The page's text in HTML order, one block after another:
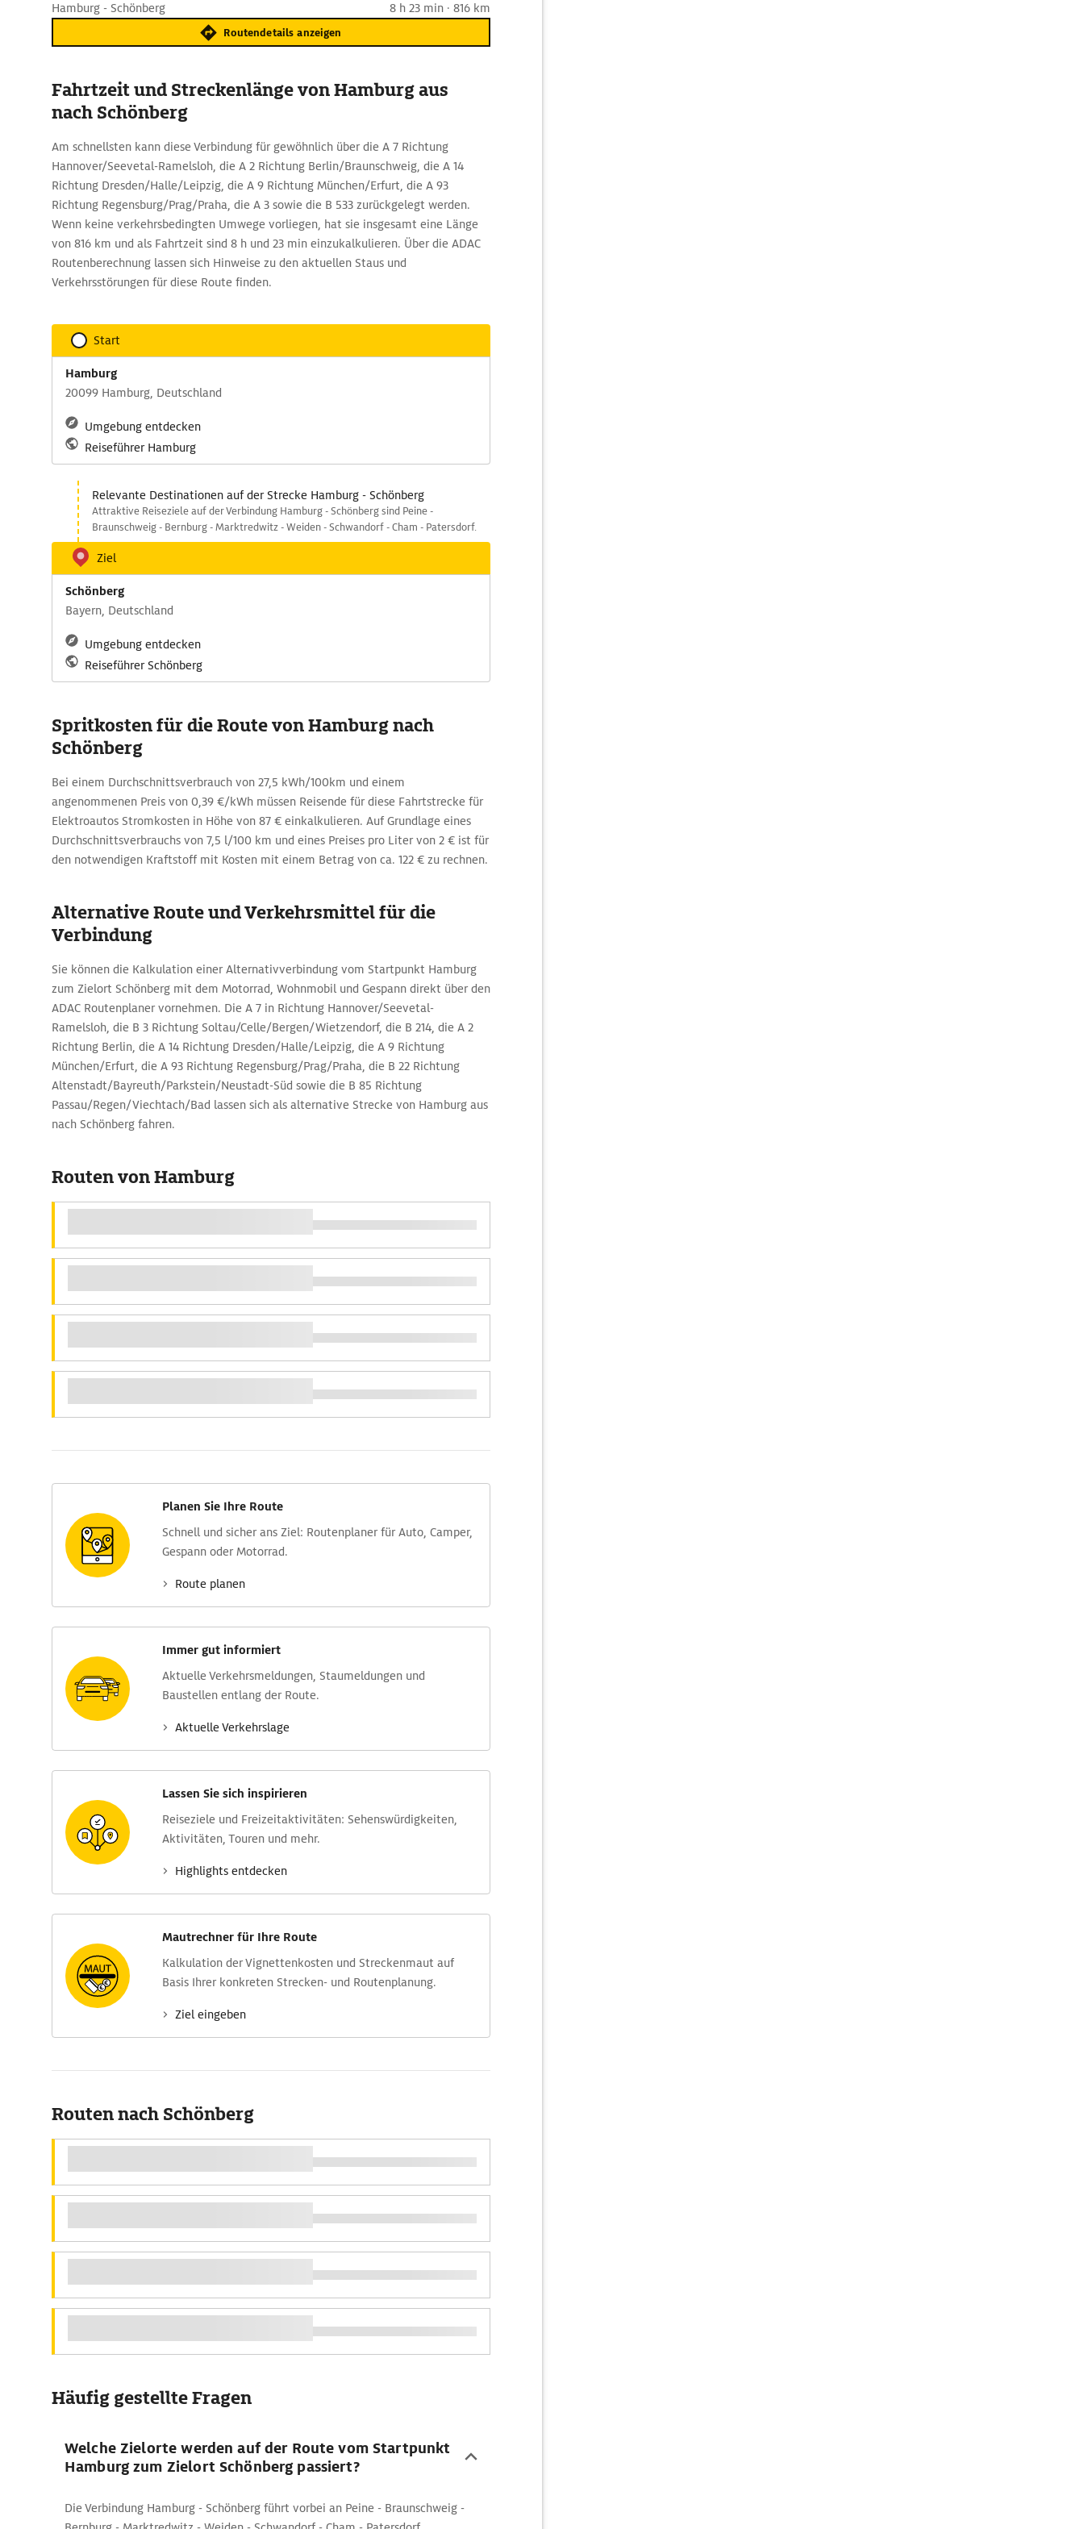
Hamburg - Schönberg 8 h 23 min · 816 km
Routendetails anzeigen
Fahrtzeit und Streckenlänge von Hamburg aus
nach Schönberg
Am schnellsten kann diese Verbindung für gewöhnlich über die A 7 Richtung
Hannover/Seevetal-Ramelsloh, die A 2 Richtung Berlin/Braunschweig, die A 14
Richtung Dresden/Halle/Leipzig, die A 9 Richtung München/Erfurt, die A 93
Richtung Regensburg/Prag/Praha, die A 3 sowie die B 533 zurückgelegt werden.
Wenn keine verkehrsbedingten Umwege vorliegen, hat sie insgesamt eine Länge
von 816 km und als Fahrtzeit sind 8 h und 23 min einzukalkulieren. Über die ADAC
Routenberechnung lassen sich Hinweise zu den aktuellen Staus und
Verkehrsstörungen für diese Route finden.
Start
Hamburg
20099 Hamburg, Deutschland
Umgebung entdecken
Reiseführer Hamburg
Relevante Destinationen auf der Strecke Hamburg - Schönberg
Attraktive Reiseziele auf der Verbindung Hamburg - Schönberg sind Peine -
Braunschweig - Bernburg - Marktredwitz - Weiden - Schwandorf - Cham - Patersdorf.
Ziel
Schönberg
Bayern, Deutschland
Umgebung entdecken
Reiseführer Schönberg
Spritkosten für die Route von Hamburg nach
Schönberg
Bei einem Durchschnittsverbrauch von 27,5 kWh/100km und einem
angenommenen Preis von 0,39 €/kWh müssen Reisende für diese Fahrtstrecke für
Elektroautos Stromkosten in Höhe von 87 € einkalkulieren. Auf Grundlage eines
Durchschnittsverbrauchs von 7,5 l/100 km und eines Preises pro Liter von 2 € ist für
den notwendigen Kraftstoff mit Kosten mit einem Betrag von ca. 122 € zu rechnen.
Alternative Route und Verkehrsmittel für die
Verbindung
Sie können die Kalkulation einer Alternativverbindung vom Startpunkt Hamburg
zum Zielort Schönberg mit dem Motorrad, Wohnmobil und Gespann direkt über den
ADAC Routenplaner vornehmen. Die A 7 in Richtung Hannover/Seevetal-
Ramelsloh, die B 3 Richtung Soltau/Celle/Bergen/Wietzendorf, die B 214, die A 2
Richtung Berlin, die A 14 Richtung Dresden/Halle/Leipzig, die A 9 Richtung
München/Erfurt, die A 93 Richtung Regensburg/Prag/Praha, die B 22 Richtung
Altenstadt/Bayreuth/Parkstein/Neustadt-Süd sowie die B 85 Richtung
Passau/Regen/Viechtach/Bad lassen sich als alternative Strecke von Hamburg aus
nach Schönberg fahren.
Routen von Hamburg
Planen Sie Ihre Route
Schnell und sicher ans Ziel: Routen­planer für Auto, Camper,
Gespann oder Motorrad.
Route planen
Immer gut informiert
Aktuelle Verkehrs­meldungen, Stau­meldungen und
Baustellen entlang der Route.
Aktuelle Verkehrs­lage
Lassen Sie sich inspirieren
Reise­ziele und Freizeit­aktivitäten: Sehens­würdig­keiten,
Aktivitäten, Touren und mehr.
Highlights entdecken
Mautrechner für Ihre Route
Kalkulation der Vignettenkosten und Streckenmaut auf
Basis Ihrer konkreten Strecken- und Routenplanung.
Ziel eingeben
Routen nach Schönberg
Häufig gestellte Fragen
Welche Zielorte werden auf der Route vom Startpunkt
Hamburg zum Zielort Schönberg passiert?
Die Verbindung Hamburg - Schönberg führt vorbei an Peine - Braunschweig -